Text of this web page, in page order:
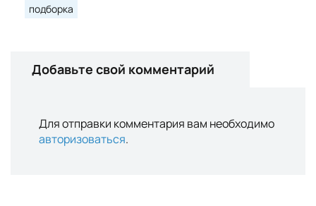
подборка
Добавьте свой комментарий
Для отправки комментария вам необходимо
авторизоваться.